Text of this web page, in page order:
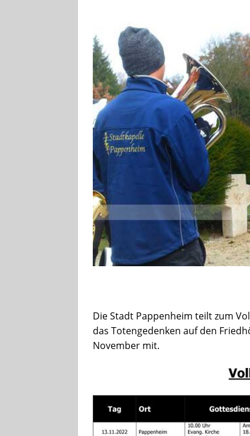
[ 4. August
Aiwanger
[ 7.
Die Stadt Pappenheim teilt zum
das Totengedenken auf den
November mit.